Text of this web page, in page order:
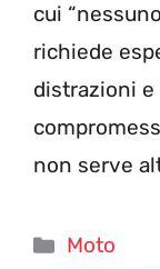
cui
richiede
distrazioni
non serve
Categorie
Moto